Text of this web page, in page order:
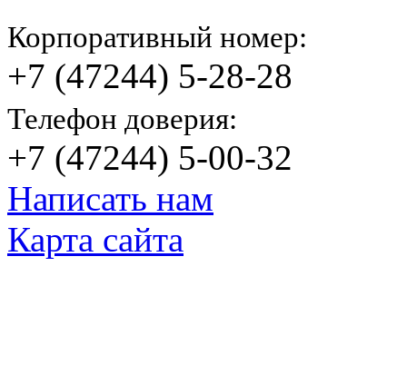
Корпоративный номер:
+7 (47244) 5-28-28
Телефон доверия:
+7 (47244) 5-00-32
Написать нам
Карта сайта